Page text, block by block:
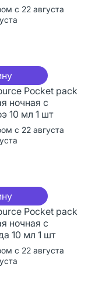
с 22 августа
Pocket pack
ночная с
10 мл 1 шт
с 22 августа
Pocket pack
ночная с
10 мл 1 шт
с 22 августа